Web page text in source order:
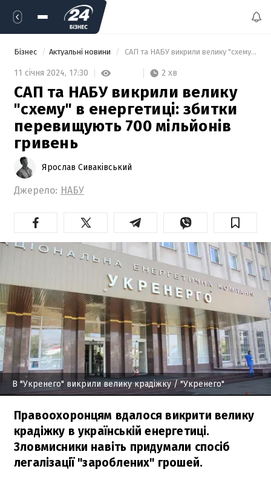
Бізнес Актуальні новини САП та НАБУ викрили велику "схему" в енергетиці: збитки перевищують 700 мільйонів гривень
11 січня 2024, 17:30 2 хв
САП та НАБУ викрили велику
"схему" в енергетиці: збитки
перевищують 700 мільйонів
гривень
Ярослав Сиваківський
Джерело: НАБУ
В "Укренего" викрили велику крадіжку / "Укренего"
Правоохоронцям вдалося викрити велику
крадіжку в українській енергетиці.
Зловмисники навіть придумали спосіб
легалізації "зароблених" грошей.